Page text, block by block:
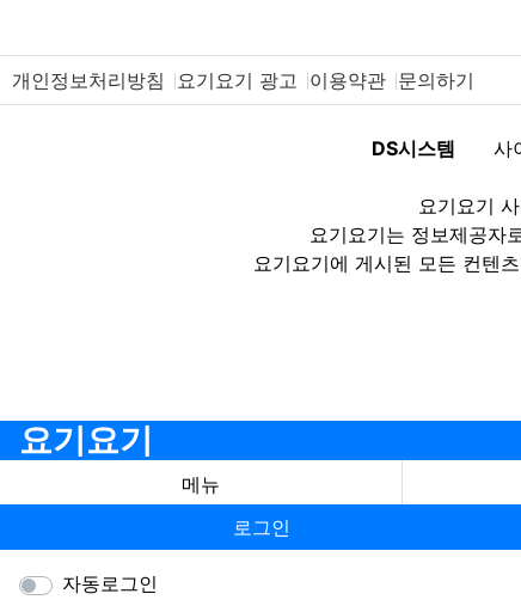
개인정보처리방침 요기요기 광고 이용약관 문의하기
DS시스템 사
요기요기
요기요기는 정보제공자
요기요기에 게시된 모든 컨텐
요기요기
메뉴
로그인
자동로그인